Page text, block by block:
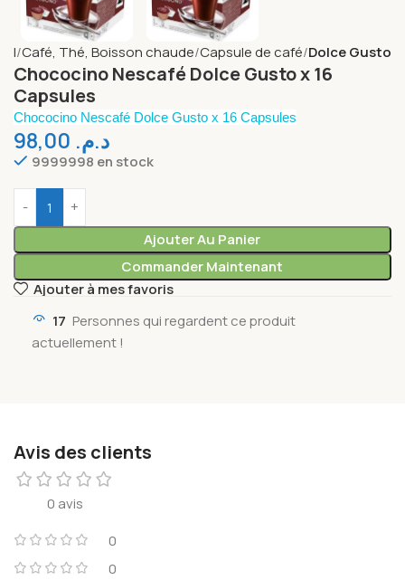
Café, Thé, Boisson chaude Capsule de café Dolce Gusto
Chococino Nescafé Dolce Gusto x 16
Capsules
Chococino Nescafé Dolce Gusto x 16 Capsules
د.م.
9999998 en stock
Ajouter Au Panier
Commander Maintenant
Ajouter à mes favoris
17 Personnes qui regardent ce produit
actuellement !
Avis des clients
0 avis
0
0